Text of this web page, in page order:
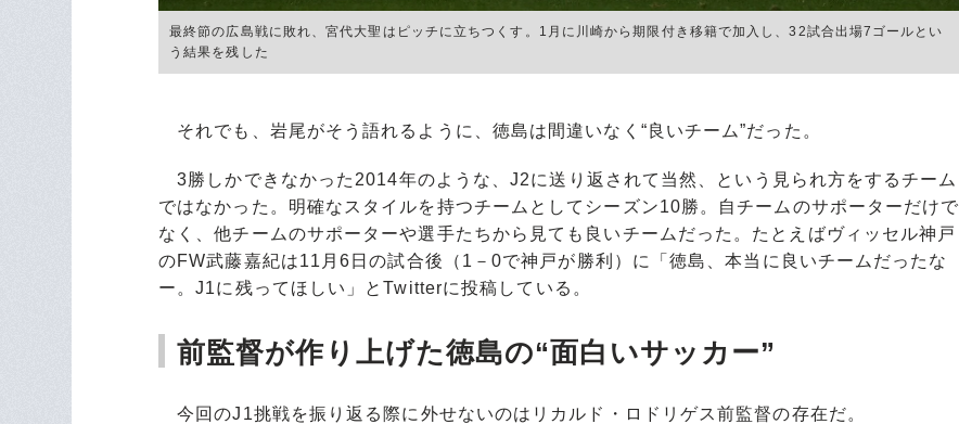
最終節の広島戦に敗れ、宮代大聖はピッチに立ちつくす。1月に川崎から期限付き移籍で加入し、32試合出場7ゴールとい
う結果を残した
それでも、岩尾がそう語れるように、徳島は間違いなく“良いチーム”だった。
3勝しかできなかった2014年のような、J2に送り返されて当然、という見られ方をするチーム
ではなかった。明確なスタイルを持つチームとしてシーズン10勝。自チームのサポーターだけで
なく、他チームのサポーターや選手たちから見ても良いチームだった。たとえばヴィッセル神戸
のFW武藤嘉紀は11月6日の試合後（1－0で神戸が勝利）に「徳島、本当に良いチームだったな
ー。J1に残ってほしい」とTwitterに投稿している。
前監督が作り上げた徳島の“面白いサッカー”
今回のJ1挑戦を振り返る際に外せないのはリカルド・ロドリゲス前監督の存在だ。